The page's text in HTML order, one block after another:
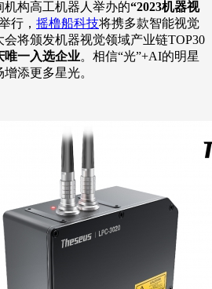
构高工机器人举办的“2023机器视
行， 摇橹船科技将携多款智能视觉
将颁发机器视觉领域产业链TOP30
唯一入选企业。相信“光”+AI的明星
添更多星光。